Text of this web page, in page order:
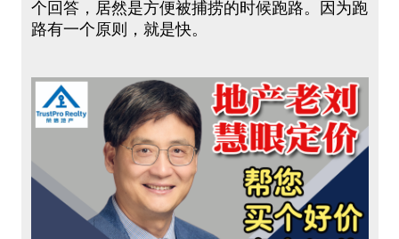
个回答，居然是方便被捕捞的时候跑路。因为跑
路有一个原则，就是快。